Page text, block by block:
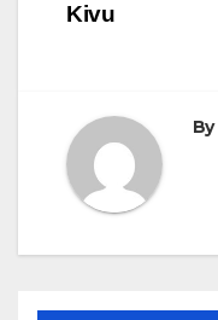
Kivu
By